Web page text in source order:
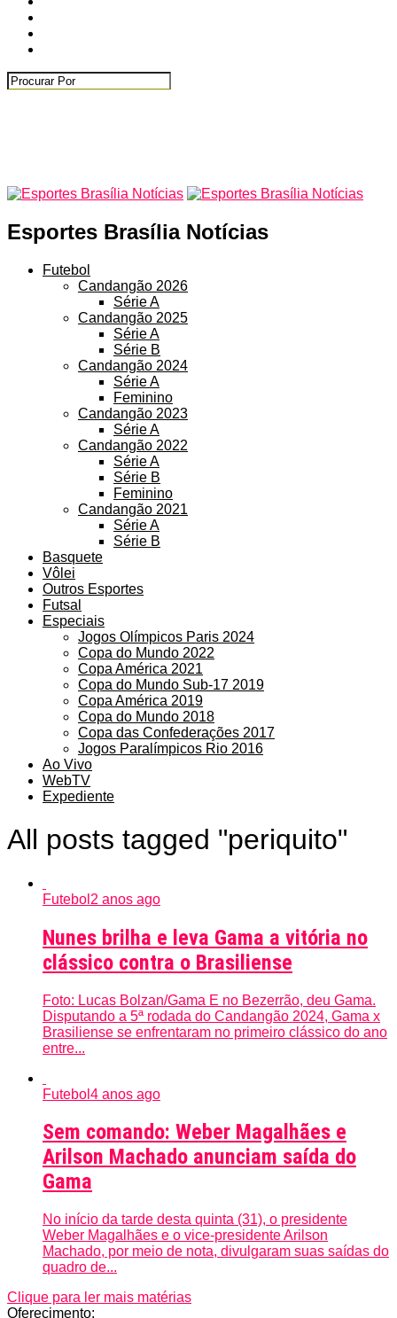
Esportes Brasília Notícias
Futebol
Candangão 2026
Série A
Candangão 2025
Série A
Série B
Candangão 2024
Série A
Feminino
Candangão 2023
Série A
Candangão 2022
Série A
Série B
Feminino
Candangão 2021
Série A
Série B
Basquete
Vôlei
Outros Esportes
Futsal
Especiais
Jogos Olímpicos Paris 2024
Copa do Mundo 2022
Copa América 2021
Copa do Mundo Sub-17 2019
Copa América 2019
Copa do Mundo 2018
Copa das Confederações 2017
Jogos Paralímpicos Rio 2016
Ao Vivo
WebTV
Expediente
All posts tagged "periquito"
Futebol 2 anos ago
Nunes brilha e leva Gama a vitória no
clássico contra o Brasiliense
Foto: Lucas Bolzan/Gama E no Bezerrão, deu Gama.
Disputando a 5ª rodada do Candangão 2024, Gama x
Brasiliense se enfrentaram no primeiro clássico do ano
entre...
Futebol 4 anos ago
Sem comando: Weber Magalhães e
Arilson Machado anunciam saída do
Gama
No início da tarde desta quinta (31), o presidente
Weber Magalhães e o vice-presidente Arilson
Machado, por meio de nota, divulgaram suas saídas do
quadro de...
Clique para ler mais matérias
Oferecimento: